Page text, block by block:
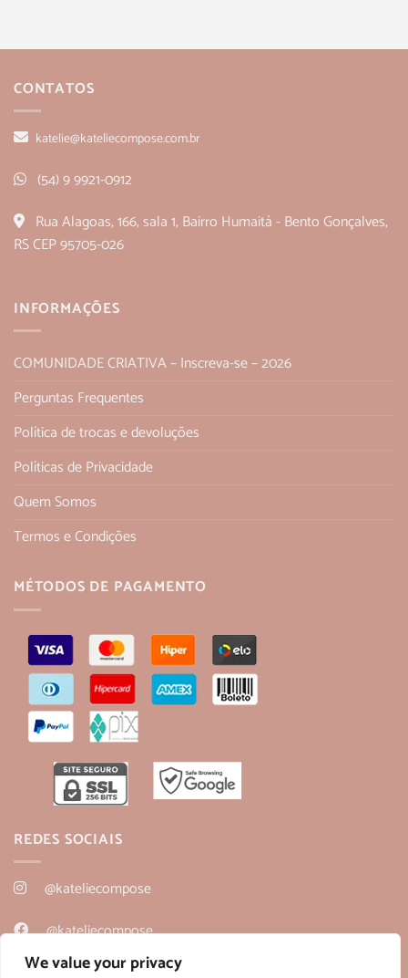
We value your privacy
CONTATOS
katelie@kateliecompose.com.br
(54) 9 9921-0912
Rua Alagoas, 166, sala 1, Bairro Humaitá - Bento Gonçalves,
RS CEP 95705-026
INFORMAÇÕES
COMUNIDADE CRIATIVA – Inscreva-se – 2026
Perguntas Frequentes
Política de trocas e devoluções
Políticas de Privacidade
Quem Somos
Termos e Condições
MÉTODOS DE PAGAMENTO
REDES SOCIAIS
@kateliecompose
@kateliecompose
@kateliecompose